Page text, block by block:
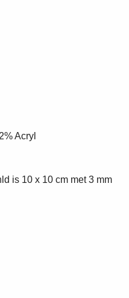
Acryl
is 10 x 10 cm met 3 mm